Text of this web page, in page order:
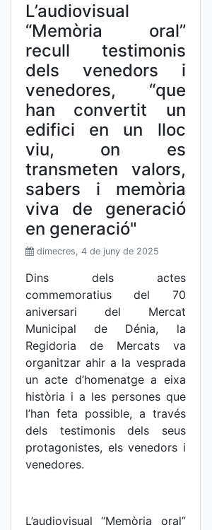
L’audiovisual
“Memòria oral”
recull testimonis
dels venedors i
venedores, “que
han convertit un
edifici en un lloc
viu, on es
transmeten valors,
sabers i memòria
viva de generació
en generació"
dimecres, 4 de juny de 2025
Dins dels actes
commemoratius del 70
aniversari del Mercat
Municipal de Dénia, la
Regidoria de Mercats va
organitzar ahir a la vesprada
un acte d’homenatge a eixa
història i a les persones que
l’han feta possible, a través
dels testimonis dels seus
protagonistes, els venedors i
venedores.
L’audiovisual “Memòria oral”